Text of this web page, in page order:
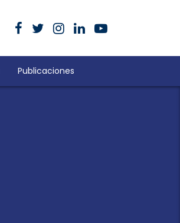
Publicaciones